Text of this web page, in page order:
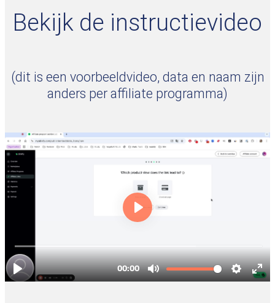
Bekijk de instructievideo
(dit is een voorbeeldvideo, data en naam zijn
anders per affiliate programma)